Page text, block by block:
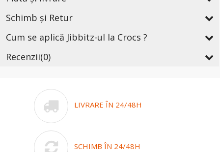
Schimb și Retur
Cum se aplică Jibbitz-ul la Crocs ?
Recenzii(0)
LIVRARE ÎN 24/48H
SCHIMB ÎN 24/48H